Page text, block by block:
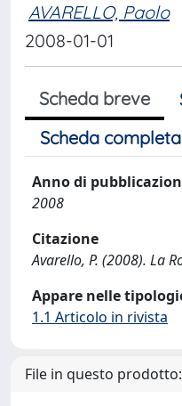
AVARELLO, Paolo
2008-01-01
Scheda breve
Scheda
Anno di
2008
Citazione
Avarello, P. (2008). La
Appare nelle
1.1 Articolo in rivista
File in questo prodotto: